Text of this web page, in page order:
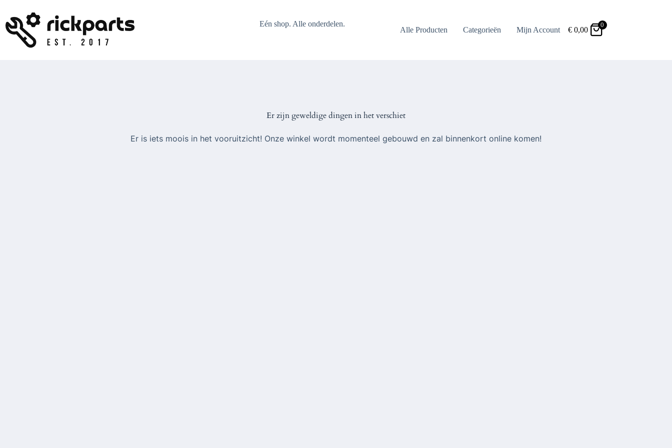
de
inhoud
Eén shop. Alle onderdelen.
Alle Producten Categorieën Mijn Account €0,00
0
Er zijn geweldige dingen in het verschiet
Er is iets moois in het vooruitzicht! Onze winkel wordt momenteel gebouwd en zal binnenkort online komen!